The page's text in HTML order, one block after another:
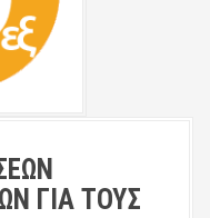
ΓΙΑ ΤΟΥΣ